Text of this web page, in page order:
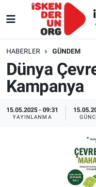
HABERLER GÜNDEM
Dünya
Kampanya
15.05.2025 - 09:31
YAYINLANMA